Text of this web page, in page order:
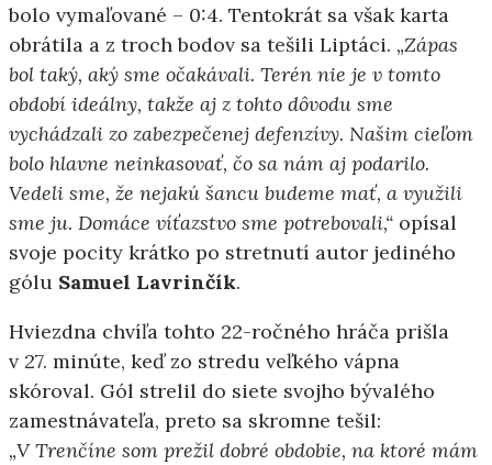
bolo vymaľované – 0:4. Tentokrát sa však karta
obrátila a z troch bodov sa tešili Liptáci. „Zápas
bol taký, aký sme očakávali. Terén nie je v tomto
období ideálny, takže aj z tohto dôvodu sme
vychádzali zo zabezpečenej defenzívy. Našim cieľom
bolo hlavne neinkasovať, čo sa nám aj podarilo.
Vedeli sme, že nejakú šancu budeme mať, a využili
sme ju. Domáce víťazstvo sme potrebovali,“ opísal
svoje pocity krátko po stretnutí autor jediného
gólu Samuel Lavrinčík.
Hviezdna chvíľa tohto 22-ročného hráča prišla
v 27. minúte, keď zo stredu veľkého vápna
skóroval. Gól strelil do siete svojho bývalého
zamestnávateľa, preto sa skromne tešil:
„V Trenčíne som prežil dobré obdobie, na ktoré mám